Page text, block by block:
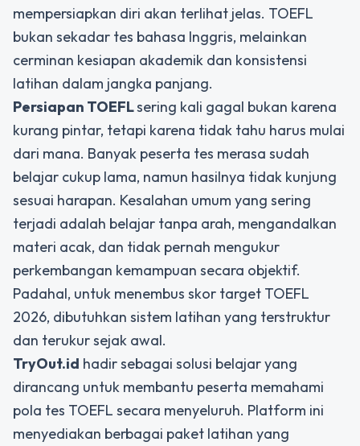
mempersiapkan diri akan terlihat jelas. TOEFL
bukan sekadar tes bahasa Inggris, melainkan
cerminan kesiapan akademik dan konsistensi
latihan dalam jangka panjang.
Persiapan TOEFLsering kali gagal bukan karena
kurang pintar, tetapi karena tidak tahu harus mulai
dari mana. Banyak peserta tes merasa sudah
belajar cukup lama, namun hasilnya tidak kunjung
sesuai harapan. Kesalahan umum yang sering
terjadi adalah belajar tanpa arah, mengandalkan
materi acak, dan tidak pernah mengukur
perkembangan kemampuan secara objektif.
Padahal, untuk menembus skor target TOEFL
2026, dibutuhkan sistem latihan yang terstruktur
dan terukur sejak awal.
TryOut.id hadir sebagai solusi belajar yang
dirancang untuk membantu peserta memahami
pola tes TOEFL secara menyeluruh. Platform ini
menyediakan berbagai paket latihan yang